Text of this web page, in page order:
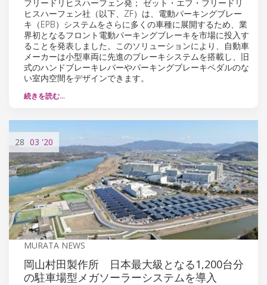
フリードリヒスハーフェン発； ゼット・エフ・フリードリ
ヒスハーフェン社（以下、ZF）は、電動パーキングブレー
キ（EPB）システムをさらに多くの車種に展開するため、業
界初となるフロント電動パーキングブレーキを市場に投入す
ることを発表しました。このソリューションにより、自動車
メーカーは小型車両に先進のブレーキシステムを搭載し、旧
式のハンドブレーキレバーやパーキングブレーキペダルのな
い室内空間をデザインできます。
続きを読む…
28 03 '20
MURATA NEWS
岡山村田製作所 日本最大級となる1,200台分
の駐車場型メガソーラーシステムを導入